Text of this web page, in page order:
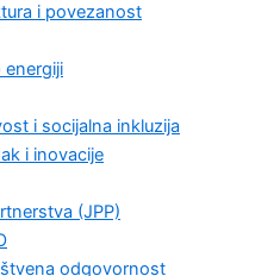
i povezanost
energiji
i socijalna inkluzija
i inovacije
(JPP)
odgovornost